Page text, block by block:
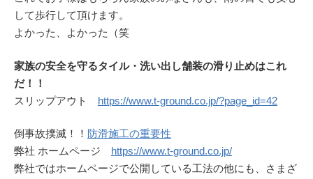
して歩行して頂けます。
よかった、よかった（笑
家族の安全を守るタイル・洗い出し舗装の滑り止めはこれ
だ！！
スリップアウト https://www.t-ground.co.jp/?page_id=42
倒事故撲滅！！ 防滑施工の重要性
弊社 ホームページ https://www.t-ground.co.jp/
弊社ではホームページで公開している工法の他にも、さまざ